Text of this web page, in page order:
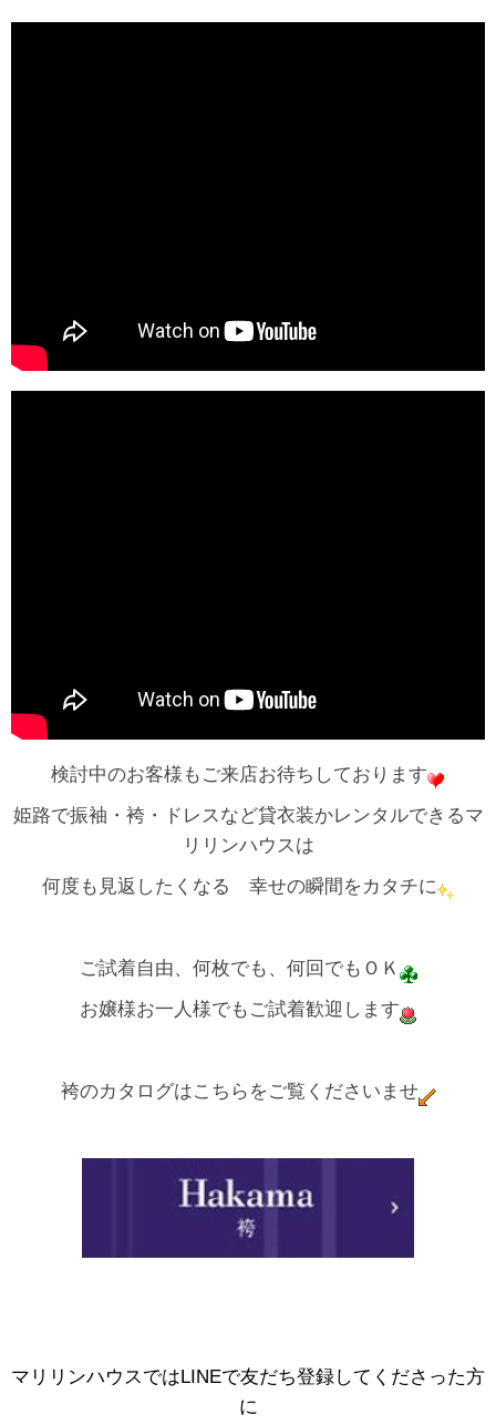
検討中のお客様もご来店お待ちしております
姫路で振袖・袴・ドレスなど貸衣装かレンタルできるマ
リリンハウスは
何度も見返したくなる 幸せの瞬間をカタチに
ご試着自由、何枚でも、何回でもＯＫ
お嬢様お一人様でもご試着歓迎します
袴のカタログはこちらをご覧くださいませ
マリリンハウスではLINEで友だち登録してくださった方
に